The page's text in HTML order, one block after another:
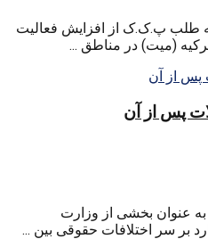
طلب پ.ک.ک از افزایش فعالیت
(میت) در مناطق ...
پس از‌ آن
عنوان بخشی از وزارت
بر سر اختلافات حقوقی بین ...